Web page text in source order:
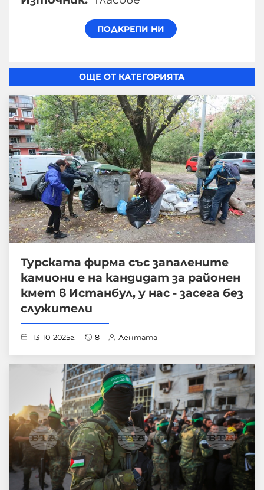
ОЩЕ ОТ КАТЕГОРИЯТА
Турската фирма със запалените
камиони е на кандидат за районен
кмет в Истанбул, у нас -­ засега без
служители
13-10-2025г. 8 Лентата